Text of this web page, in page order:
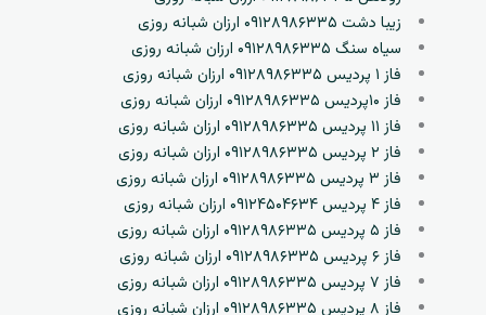
زیبا دشت ۰۹۱۲۸۹۸۶۳۳۵ ارزان شبانه روزی
سیاه سنگ ۰۹۱۲۸۹۸۶۳۳۵ ارزان شبانه روزی
فاز ۱ پردیس ۰۹۱۲۸۹۸۶۳۳۵ ارزان شبانه روزی
فاز ۱۰پردیس ۰۹۱۲۸۹۸۶۳۳۵ ارزان شبانه روزی
فاز ۱۱ پردیس ۰۹۱۲۸۹۸۶۳۳۵ ارزان شبانه روزی
فاز ۲ پردیس ۰۹۱۲۸۹۸۶۳۳۵ ارزان شبانه روزی
فاز ۳ پردیس ۰۹۱۲۸۹۸۶۳۳۵ ارزان شبانه روزی
فاز ۴ پردیس ۰۹۱۲۴۵۰۴۶۳۴ ارزان شبانه روزی
فاز ۵ پردیس ۰۹۱۲۸۹۸۶۳۳۵ ارزان شبانه روزی
فاز ۶ پردیس ۰۹۱۲۸۹۸۶۳۳۵ ارزان شبانه روزی
فاز ۷ پردیس ۰۹۱۲۸۹۸۶۳۳۵ ارزان شبانه روزی
فاز ۸ پردیس ۰۹۱۲۸۹۸۶۳۳۵ ارزان شبانه روزی